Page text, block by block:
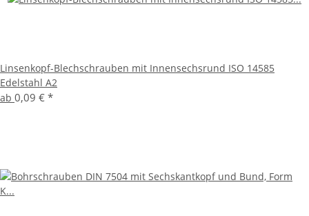
Linsenkopf-Blechschrauben mit Innensechsrund ISO 14585
Edelstahl A2
ab 0,09 € *